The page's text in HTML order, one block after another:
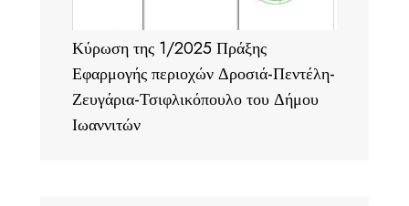
Κύρωση της 1/2025 Πράξης
Εφαρμογής περιοχών Δροσιά-Πεντέλη-
Ζευγάρια-Τσιφλικόπουλο του Δήμου
Ιωαννιτών